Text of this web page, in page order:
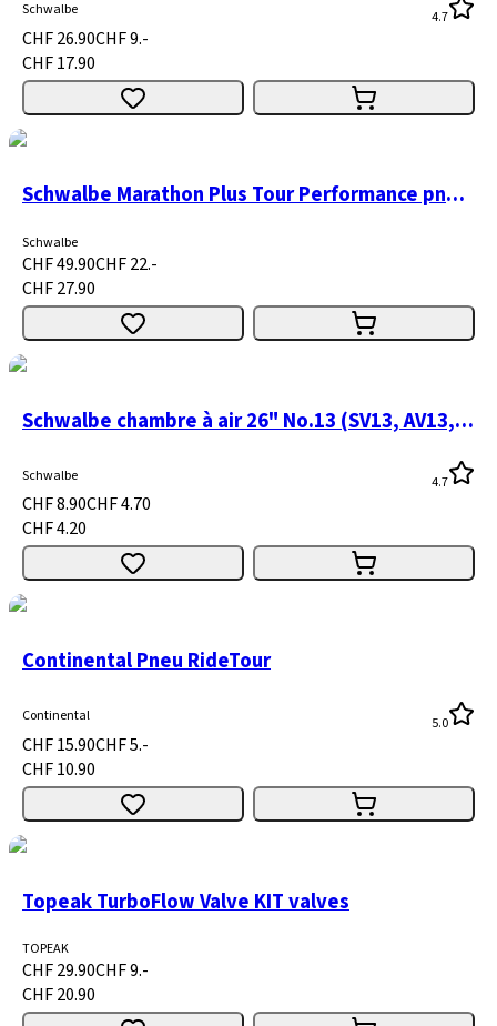
Schwalbe 4.7
CHF 26.90CHF 9.-
CHF 17.90
Schwalbe Marathon Plus Tour Performance pneu à fil
Schwalbe
CHF 49.90CHF 22.-
CHF 27.90
Schwalbe chambre à air 26" No.13 (SV13, AV13, DV13)
Schwalbe 4.7
CHF 8.90CHF 4.70
CHF 4.20
Continental Pneu RideTour
Continental 5.0
CHF 15.90CHF 5.-
CHF 10.90
Topeak TurboFlow Valve KIT valves
TOPEAK
CHF 29.90CHF 9.-
CHF 20.90